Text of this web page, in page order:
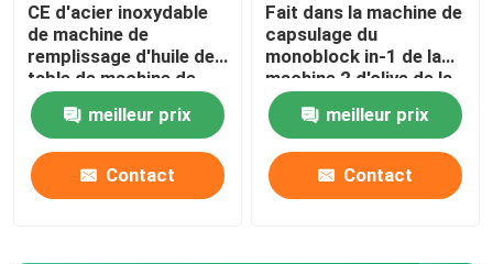
CE d'acier inoxydable
de machine de
remplissage d'huile de
table de machine de
remplissage de l'huile
de friture 14000BPH
meilleur prix
Contact
Fait dans la machine de
capsulage du
monoblock in-1 de la
machine 2 d'olive de la
Chine d'huile de
remplissage de
bouteille automatique
de machine
meilleur prix
Contact